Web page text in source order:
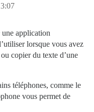
application
lorsque vous avez
copier du texte d’une
téléphones, comme le
vous permet de